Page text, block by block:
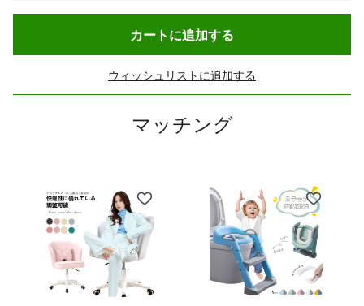
カートに追加する
ウィッシュリストに追加する
マッチング